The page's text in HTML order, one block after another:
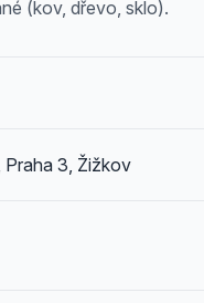
(kov, dřevo, sklo).
3, Žižkov